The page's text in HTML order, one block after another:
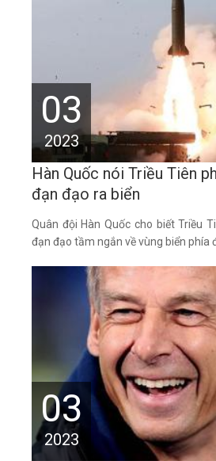
03
2023
Hàn Quốc nói Triều Tiên
đạn đạo ra biển
Quân đội Hàn Quốc cho biết Triều
đạn đạo tầm ngắn về vùng biển phía
03
2023